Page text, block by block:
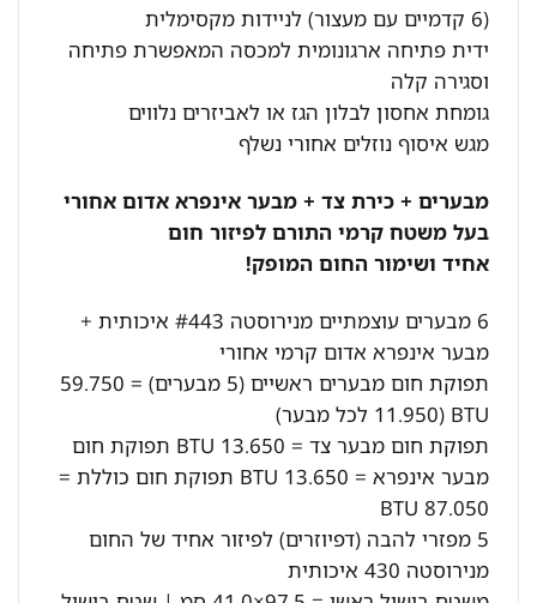
ידית פתיחה ארגונומית למכסה המאפשרת פתיחה
וסגירה קלה
גומחת אחסון לבלון הגז או לאביזרים נלווים
מגש איסוף נוזלים אחורי נשלף
מבערים + כירת צד + מבער אינפרא אדום אחורי
בעל משטח קרמי התורם לפיזור חום
אחיד ושימור החום המופק!
6 מבערים עוצמתיים מנירוסטה #443 איכותית +
מבער אינפרא אדום קרמי אחורי
תפוקת חום מבערים ראשיים (5 מבערים) = 59.750
BTU (11.950 לכל מבער)
תפוקת חום מבער צד = 13.650 BTU תפוקת חום
מבער אינפרא = 13.650 BTU תפוקת חום כוללת =
87.050 BTU
5 מפזרי להבה (דפיוזרים) לפיזור אחיד של החום
מנירוסטה 430 איכותית